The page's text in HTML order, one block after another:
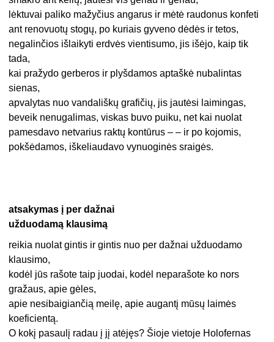
lėktuvai paliko mažyčius angarus ir mėtė raudonus konfeti
ant renovuotų stogų, po kuriais gyveno dėdės ir tetos,
negalinčios išlaikyti erdvės vientisumo, jis išėjo, kaip tik
tada,
kai pražydo gerberos ir plyšdamos aptaškė nubalintas
sienas,
apvalytas nuo vandališkų grafičių, jis jautėsi laimingas,
beveik nenugalimas, viskas buvo puiku, net kai nuolat
pamesdavo netvarius raktų kontūrus – – ir po kojomis,
pokšėdamos, iškeliaudavo vynuoginės sraigės.
atsakymas į per dažnai
užduodamą klausimą
reikia nuolat gintis ir gintis nuo per dažnai užduodamo
klausimo,
kodėl jūs rašote taip juodai, kodėl neparašote ko nors
gražaus, apie gėles,
apie nesibaigiančią meilę, apie augantį mūsų laimės
koeficientą.
O kokį pasaulį radau į jį atėjęs? Šioje vietoje Holofernas